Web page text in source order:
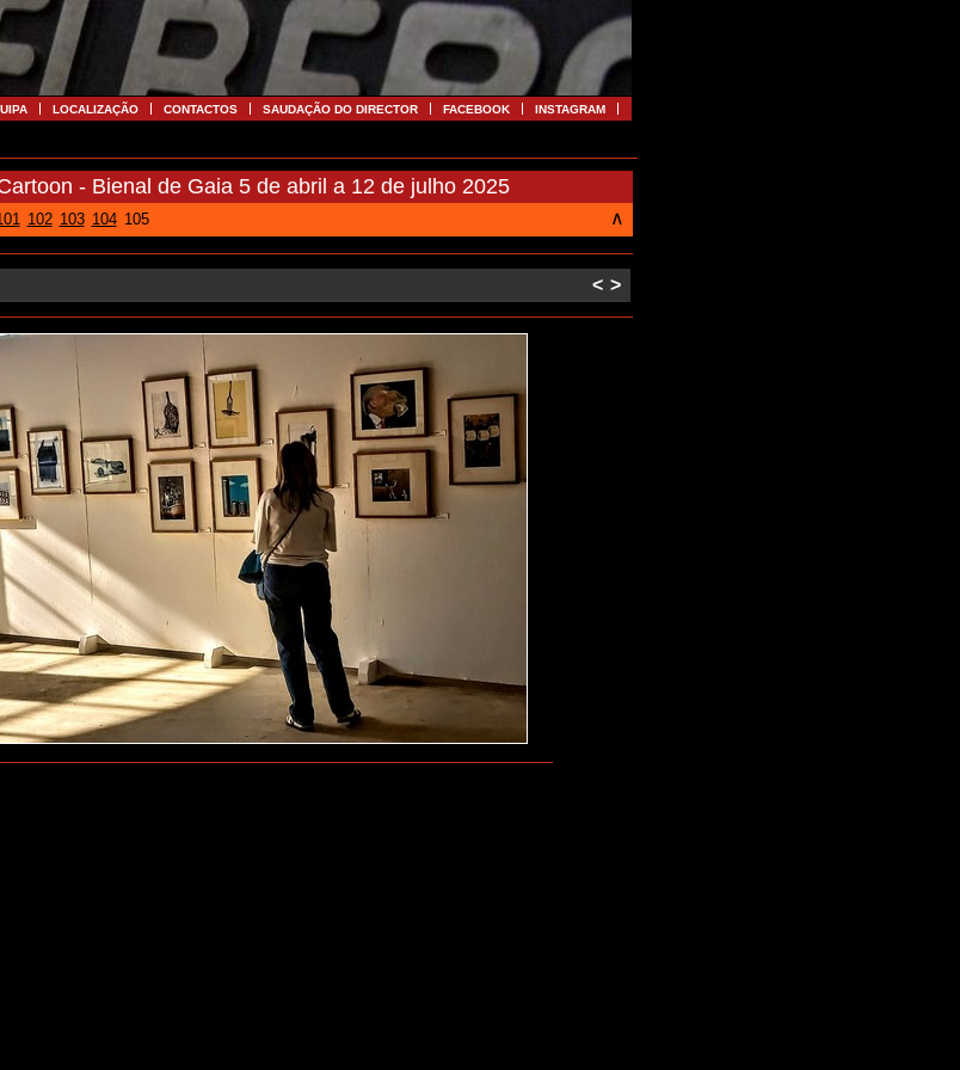
LOCALIZAÇÃO CONTACTOS SAUDAÇÃO DO DIRECTOR FACEBOOK INSTAGRAM
- Bienal de Gaia 5 de abril a 12 de julho 2025
102 103 104 105 ∧
< >